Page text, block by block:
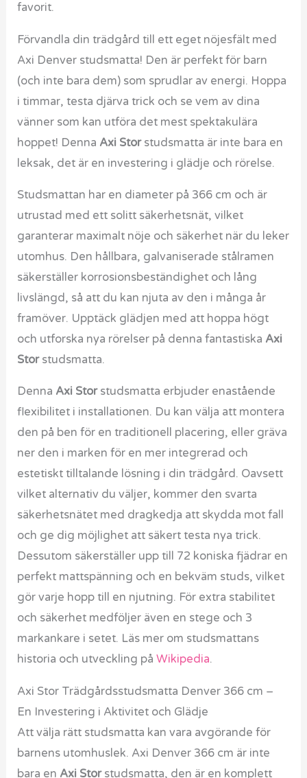
favorit.
Förvandla din trädgård till ett eget nöjesfält med
Axi Denver studsmatta! Den är perfekt för barn
(och inte bara dem) som sprudlar av energi. Hoppa
i timmar, testa djärva trick och se vem av dina
vänner som kan utföra det mest spektakulära
hoppet! Denna Axi Storstudsmatta är inte bara en
leksak, det är en investering i glädje och rörelse.
Studsmattan har en diameter på 366 cm och är
utrustad med ett solitt säkerhetsnät, vilket
garanterar maximalt nöje och säkerhet när du leker
utomhus. Den hållbara, galvaniserade stålramen
säkerställer korrosionsbeständighet och lång
livslängd, så att du kan njuta av den i många år
framöver. Upptäck glädjen med att hoppa högt
och utforska nya rörelser på denna fantastiska Axi
Storstudsmatta.
Denna Axi Storstudsmatta erbjuder enastående
flexibilitet i installationen. Du kan välja att montera
den på ben för en traditionell placering, eller gräva
ner den i marken för en mer integrerad och
estetiskt tilltalande lösning i din trädgård. Oavsett
vilket alternativ du väljer, kommer den svarta
säkerhetsnätet med dragkedja att skydda mot fall
och ge dig möjlighet att säkert testa nya trick.
Dessutom säkerställer upp till 72 koniska fjädrar en
perfekt mattspänning och en bekväm studs, vilket
gör varje hopp till en njutning. För extra stabilitet
och säkerhet medföljer även en stege och 3
markankare i setet. Läs mer om studsmattans
historia och utveckling påWikipedia.
Axi Stor Trädgårdsstudsmatta Denver 366 cm –
En Investering i Aktivitet och Glädje
Att välja rätt studsmatta kan vara avgörande för
barnens utomhuslek. Axi Denver 366 cm är inte
bara en Axi Storstudsmatta, den är en komplett